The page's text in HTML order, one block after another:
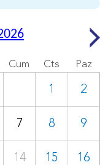
Cum Cts Paz
1 2
7 8 9
14 15 16